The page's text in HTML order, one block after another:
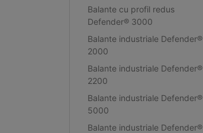
Balante cu profil redus
Defender® 3000
Balante industriale Defender®
2000
Balante industriale Defender®
2200
Balante industriale Defender®
5000
Balante industriale Defender®